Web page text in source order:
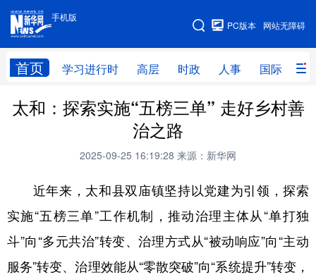
手机版
网站无障碍
PC版本
首页 学习进行时 高层 时政 人事 国际 财
手机版
网站地图
学习进行时 高层 时政 人事
全球连线
科技 科创 量子 体育
文化 书画 健康 军事
太和：探索实施“五榜三单” 走好乡村善
治之路
2025-09-25 16:19:28 来源：新华网
近年来，太和县双庙镇坚持以党建为引领，探索
实施“五榜三单”工作机制，推动治理主体从“单打独
斗”向“多元共治”转变、治理方式从“被动响应”向“主动
服务”转变、治理效能从“零散突破”向“系统提升”转变，